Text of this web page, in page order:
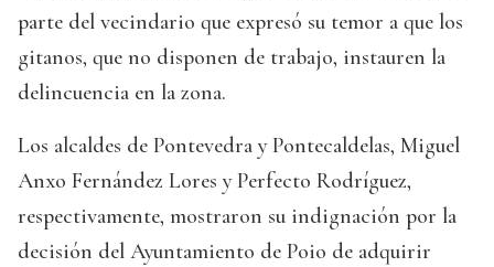
parte del vecindario que expresó su temor a que los
gitanos, que no disponen de trabajo, instauren la
delincuencia en la zona.
Los alcaldes de Pontevedra y Pontecaldelas, Miguel
Anxo Fernández Lores y Perfecto Rodríguez,
respectivamente, mostraron su indignación por la
decisión del Ayuntamiento de Poio de adquirir